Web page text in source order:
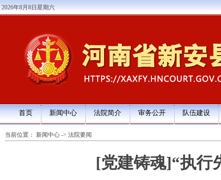
2026年8月8日星期六
首页 新闻中心 法院简介 审务公开 队伍建设
当前位置： 新闻中心 -> 法院要闻
[党建铸魂]“执行